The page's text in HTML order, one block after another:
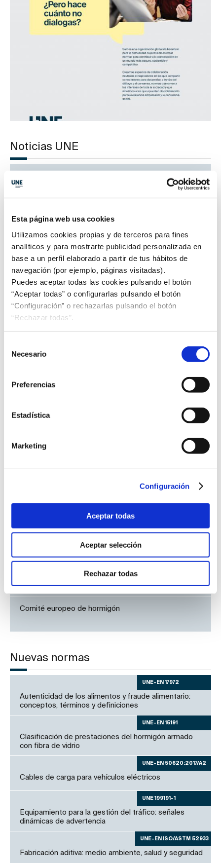
Esta página web usa cookies
Utilizamos cookies propias y de terceros para fines
analíticos y para mostrarte publicidad personalizada en
base a un perfil elaborado a partir de tus hábitos de
navegación (por ejemplo, páginas visitadas).
Puedes aceptar todas las cookies pulsando el botón
“Aceptar todas” o configurarlas pulsando el botón
“Configuración” o rechazarlas pulsando el botón
“Rechazar todas”.
Necesario
Preferencias
Estadística
Marketing
Configuración
Aceptar todas
Aceptar selección
Rechazar todas
Noticias UNE
sostenibilidad a través de los estándares
instalaciones eléctricas
España participa en las Asambleas Generales de CEN
y CENELEC
Apoyo de los estándares a la sostenibilidad en las
Impulso a la sostenibilidad y la educación en finanzas
UNE publica el informe “Normas de apoyo a la
Avances en la ISO 14001 de Gestión Ambiental
Reuniones de comités
Comité UNE de Economía circular
Comité UNE de Logística y transporte
Comité ISO de ecosistemas de innovación
Comité europeo de hormigón
Nuevas normas
UNE-EN 17972
Autenticidad de los alimentos y fraude alimentario:
conceptos, términos y definiciones
UNE-EN 15191
Clasificación de prestaciones del hormigón armado
con fibra de vidrio
UNE-EN 50620:2017/A2
Cables de carga para vehículos eléctricos
UNE 199191-1
Equipamiento para la gestión del tráfico: señales
dinámicas de advertencia
UNE-EN ISO/ASTM 52933
Fabricación aditiva: medio ambiente, salud y seguridad